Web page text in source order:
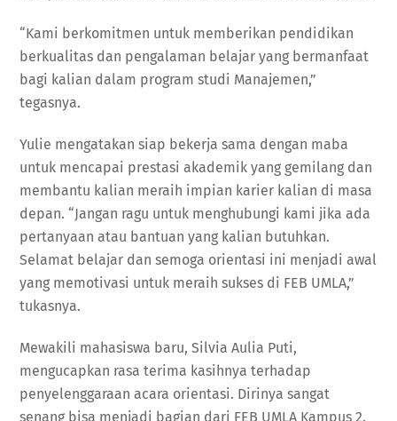
“Kami berkomitmen untuk memberikan pendidikan
berkualitas dan pengalaman belajar yang bermanfaat
bagi kalian dalam program studi Manajemen,”
tegasnya.
Yulie mengatakan siap bekerja sama dengan maba
untuk mencapai prestasi akademik yang gemilang dan
membantu kalian meraih impian karier kalian di masa
depan. “Jangan ragu untuk menghubungi kami jika ada
pertanyaan atau bantuan yang kalian butuhkan.
Selamat belajar dan semoga orientasi ini menjadi awal
yang memotivasi untuk meraih sukses di FEB UMLA,”
tukasnya.
Mewakili mahasiswa baru, Silvia Aulia Puti,
mengucapkan rasa terima kasihnya terhadap
penyelenggaraan acara orientasi. Dirinya sangat
senang bisa menjadi bagian dari FEB UMLA Kampus 2.